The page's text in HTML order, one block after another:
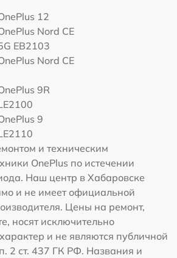
12
Nord CE
EB2103
Nord CE
9R
9
и техническим
OnePlus по истечении
Наш центр в Хабаровске
и не имеет официальной
Цены на ремонт,
носят исключительно
и не являются публичной
2 ст. 437 ГК РФ. Названия и